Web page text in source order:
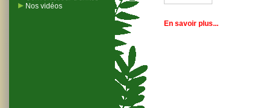
Nos vidéos
En savoir plus...